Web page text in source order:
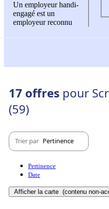
Un employeur handi-
engagé est un
employeur reconnu
17 offres pour
(59)
Trier par Pertinence
Pertinence
Date
Afficher la carte (contenu non-